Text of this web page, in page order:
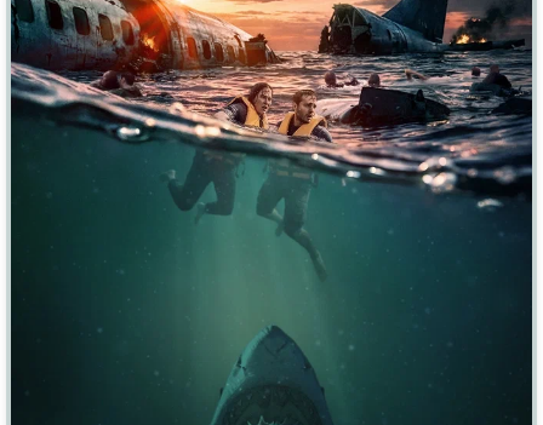
Новогодние Основанное нареальных
событиях
Параллельные миры
ПереводГоблина
ПереводКубик в Кубе ПереводКураж-Бамбей
Подростковаяжестокость
Про апокалипсис
Про вампиров
Про выживание
Про гонки